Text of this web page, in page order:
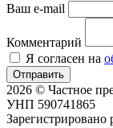
Ваш e-mail
Комментарий
Я согласен на
Отправить
2026 © Частное
УНП 590741865